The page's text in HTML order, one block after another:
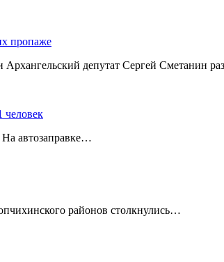
пропаже
Архангельский депутат Сергей Сметанин
человек
автозаправке…
районов столкнулись…